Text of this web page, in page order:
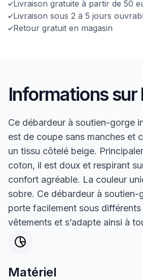
Livraison gratuite à partir de 50
Livraison sous 2 à 5 jours
Retour gratuit en magasin
Informations
Ce débardeur à soutien-gorge
est de coupe sans manches et
un tissu côtelé beige.
coton, il est doux et respirant
confort agréable. La couleur
sobre. Ce débardeur à soutien-
porte facilement sous
vêtements et s’adapte ainsi à
Matériel